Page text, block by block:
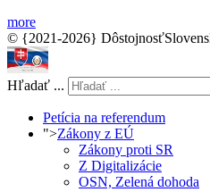
more
© {2021-2026}
Hľadať ...
Petícia na referendum
">Zákony z EÚ
Zákony proti SR
Z Digitalizácie
OSN, Zelená dohoda